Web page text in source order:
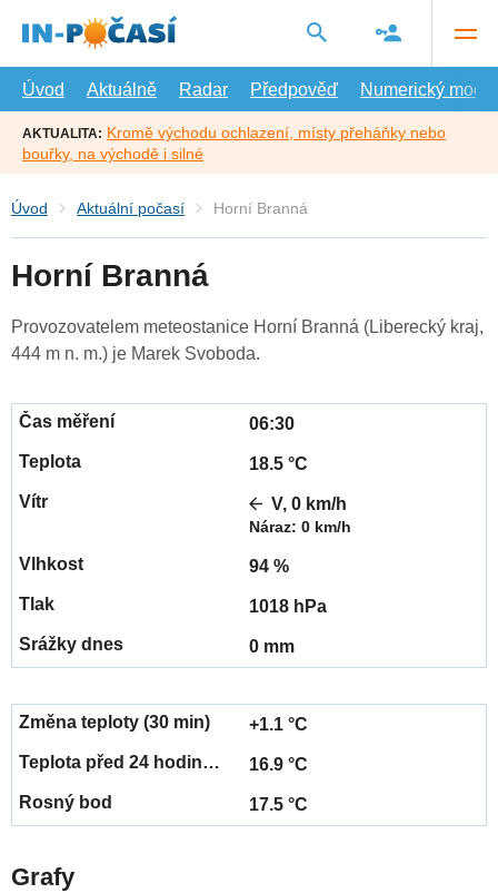
hlavní
Úvod
Aktuálně Radar Předpověď Numerický model
AKTUALITA: Kromě východu ochlazení, místy přeháňky nebo
bouřky, na východě i silné
Úvod Aktuální počasí Horní Branná
Horní Branná
Provozovatelem meteostanice Horní Branná (Liberecký kraj,
444 m n. m.) je Marek Svoboda.
06:30
18.5 °C
V, 0 km/h
Náraz: 0 km/h
94 %
1018 hPa
0 mm
+1.1 °C
16.9 °C
17.5 °C
Grafy